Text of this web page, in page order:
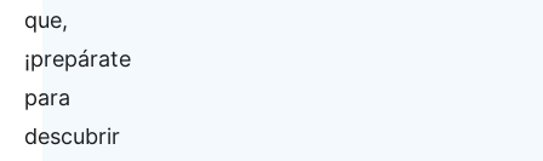
que,
¡prepárate
para
descubrir